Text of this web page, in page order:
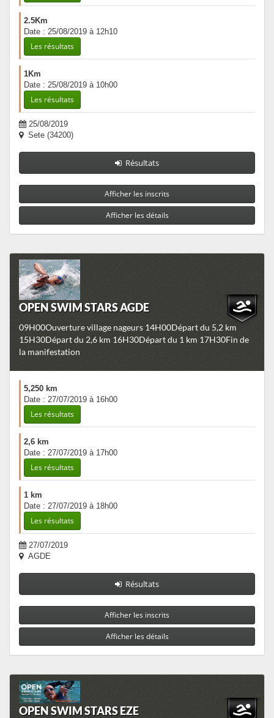
2.5Km
Date : 25/08/2019 à 12h10
Les résultats
1Km
Date : 25/08/2019 à 10h00
Les résultats
25/08/2019
Sete (34200)
Résultats
Afficher les inscrits
Afficher les détails
OPEN SWIM STARS AGDE
09H00Ouverture village nageurs 14H00Départ du 5,2 km
15H30Départ du 2,6 km 16H30Départ du 1 km 17H30Fin de
la manifestation
5,250 km
Date : 27/07/2019 à 16h00
Les résultats
2,6 km
Date : 27/07/2019 à 17h00
Les résultats
1 km
Date : 27/07/2019 à 18h00
Les résultats
27/07/2019
AGDE
Résultats
Afficher les inscrits
Afficher les détails
OPEN SWIM STARS EZE